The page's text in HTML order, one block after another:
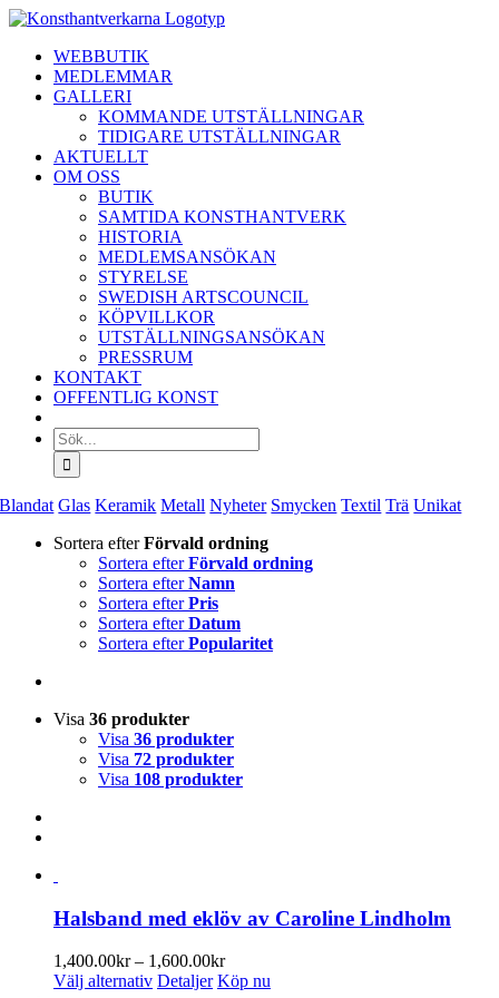
Fortsätt
innehålletWEBBUTIK
MEDLEMMAR
GALLERI
KOMMANDE UTSTÄLLNINGAR
TIDIGARE UTSTÄLLNINGAR
AKTUELLT
OM OSS
BUTIK
SAMTIDA KONSTHANTVERK
HISTORIA
MEDLEMSANSÖKAN
STYRELSE
SWEDISH ARTSCOUNCIL
KÖPVILLKOR
UTSTÄLLNINGSANSÖKAN
PRESSRUM
KONTAKT
OFFENTLIG KONST
Sök
efter:
Blandat Glas Keramik Metall Nyheter Smycken Textil Trä Unikat
Sortera efterFörvald ordning
Sortera efterFörvald ordning
Sortera efterNamn
Sortera efterPris
Sortera efterDatum
Sortera efterPopularitet
Visa 36 produkter
Visa 36 produkter
Visa 72 produkter
Visa 108 produkter
Halsband med eklöv av Caroline Lindholm
1,400.00kr – 1,600.00krPrisintervall:
1,400.00kr
Välj alternativ Den
Detaljer Köp nu